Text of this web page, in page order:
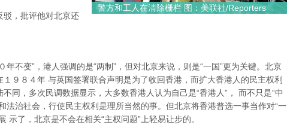
警方和工人在清除栅栏 图：美联社/Reporters
驳，批评他对北京还
年不变”，港人强调的是“两制”，但对北京来说，则是“一国”更为关键。北京
９８４年 与英国签署联合声明是为了收回香港，而扩大香港人的民主权利
同，多次民调数据显示，大多数香港人认为自己是“香港人”， 而不只是“中
法治社会，行使民主权利是理所当然的事。但北京将香港普选一事当作对“一
示了，北京是不会在相关“主权问题”上轻易让步的。